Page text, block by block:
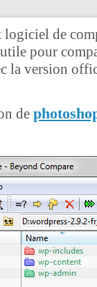
de
pour
la version
de